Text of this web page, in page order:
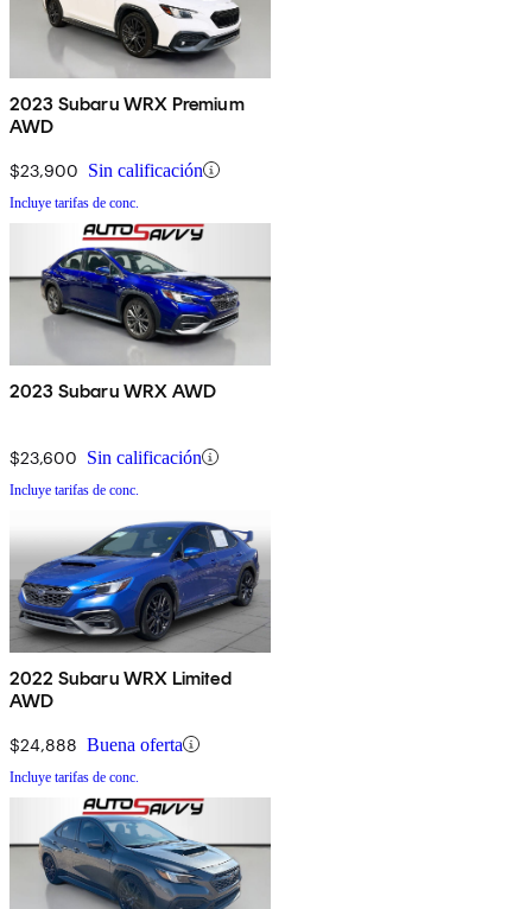
2023 Subaru WRX Premium
AWD
$23,900 Sin calificación
Incluye tarifas de conc.
2023 Subaru WRX AWD
$23,600 Sin calificación
Incluye tarifas de conc.
2022 Subaru WRX Limited
AWD
$24,888 Buena oferta
Incluye tarifas de conc.